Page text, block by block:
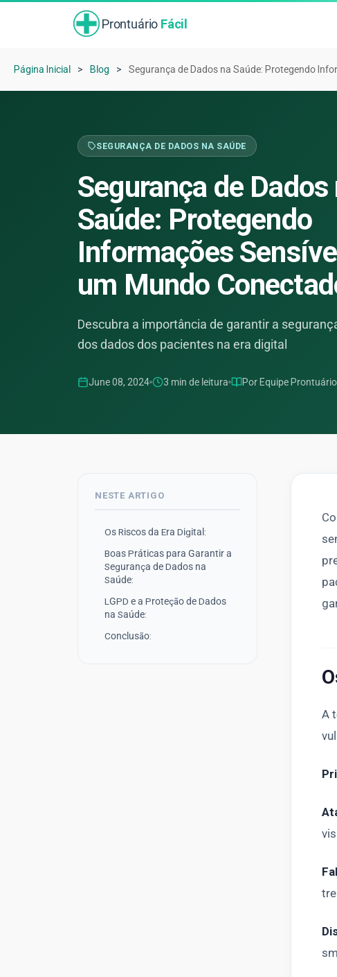
Prontuário Fácil
Página Inicial Blog Segurança de Dados na Saúde: Protegendo
SEGURANÇA DE DADOS NA SAÚDE
Segurança de Dados
Saúde: Protegendo
Informações
um Mundo
Descubra a importância de garantir a
dos dados dos pacientes na era digital
June 08, 2024 3 min de leitura Por Equipe Prontuário
NESTE ARTIGO
Os Riscos da Era Digital:
Boas Práticas para Garantir a
Segurança de Dados na
Saúde:
LGPD e a Proteção de Dados
na Saúde:
Conclusão:
A